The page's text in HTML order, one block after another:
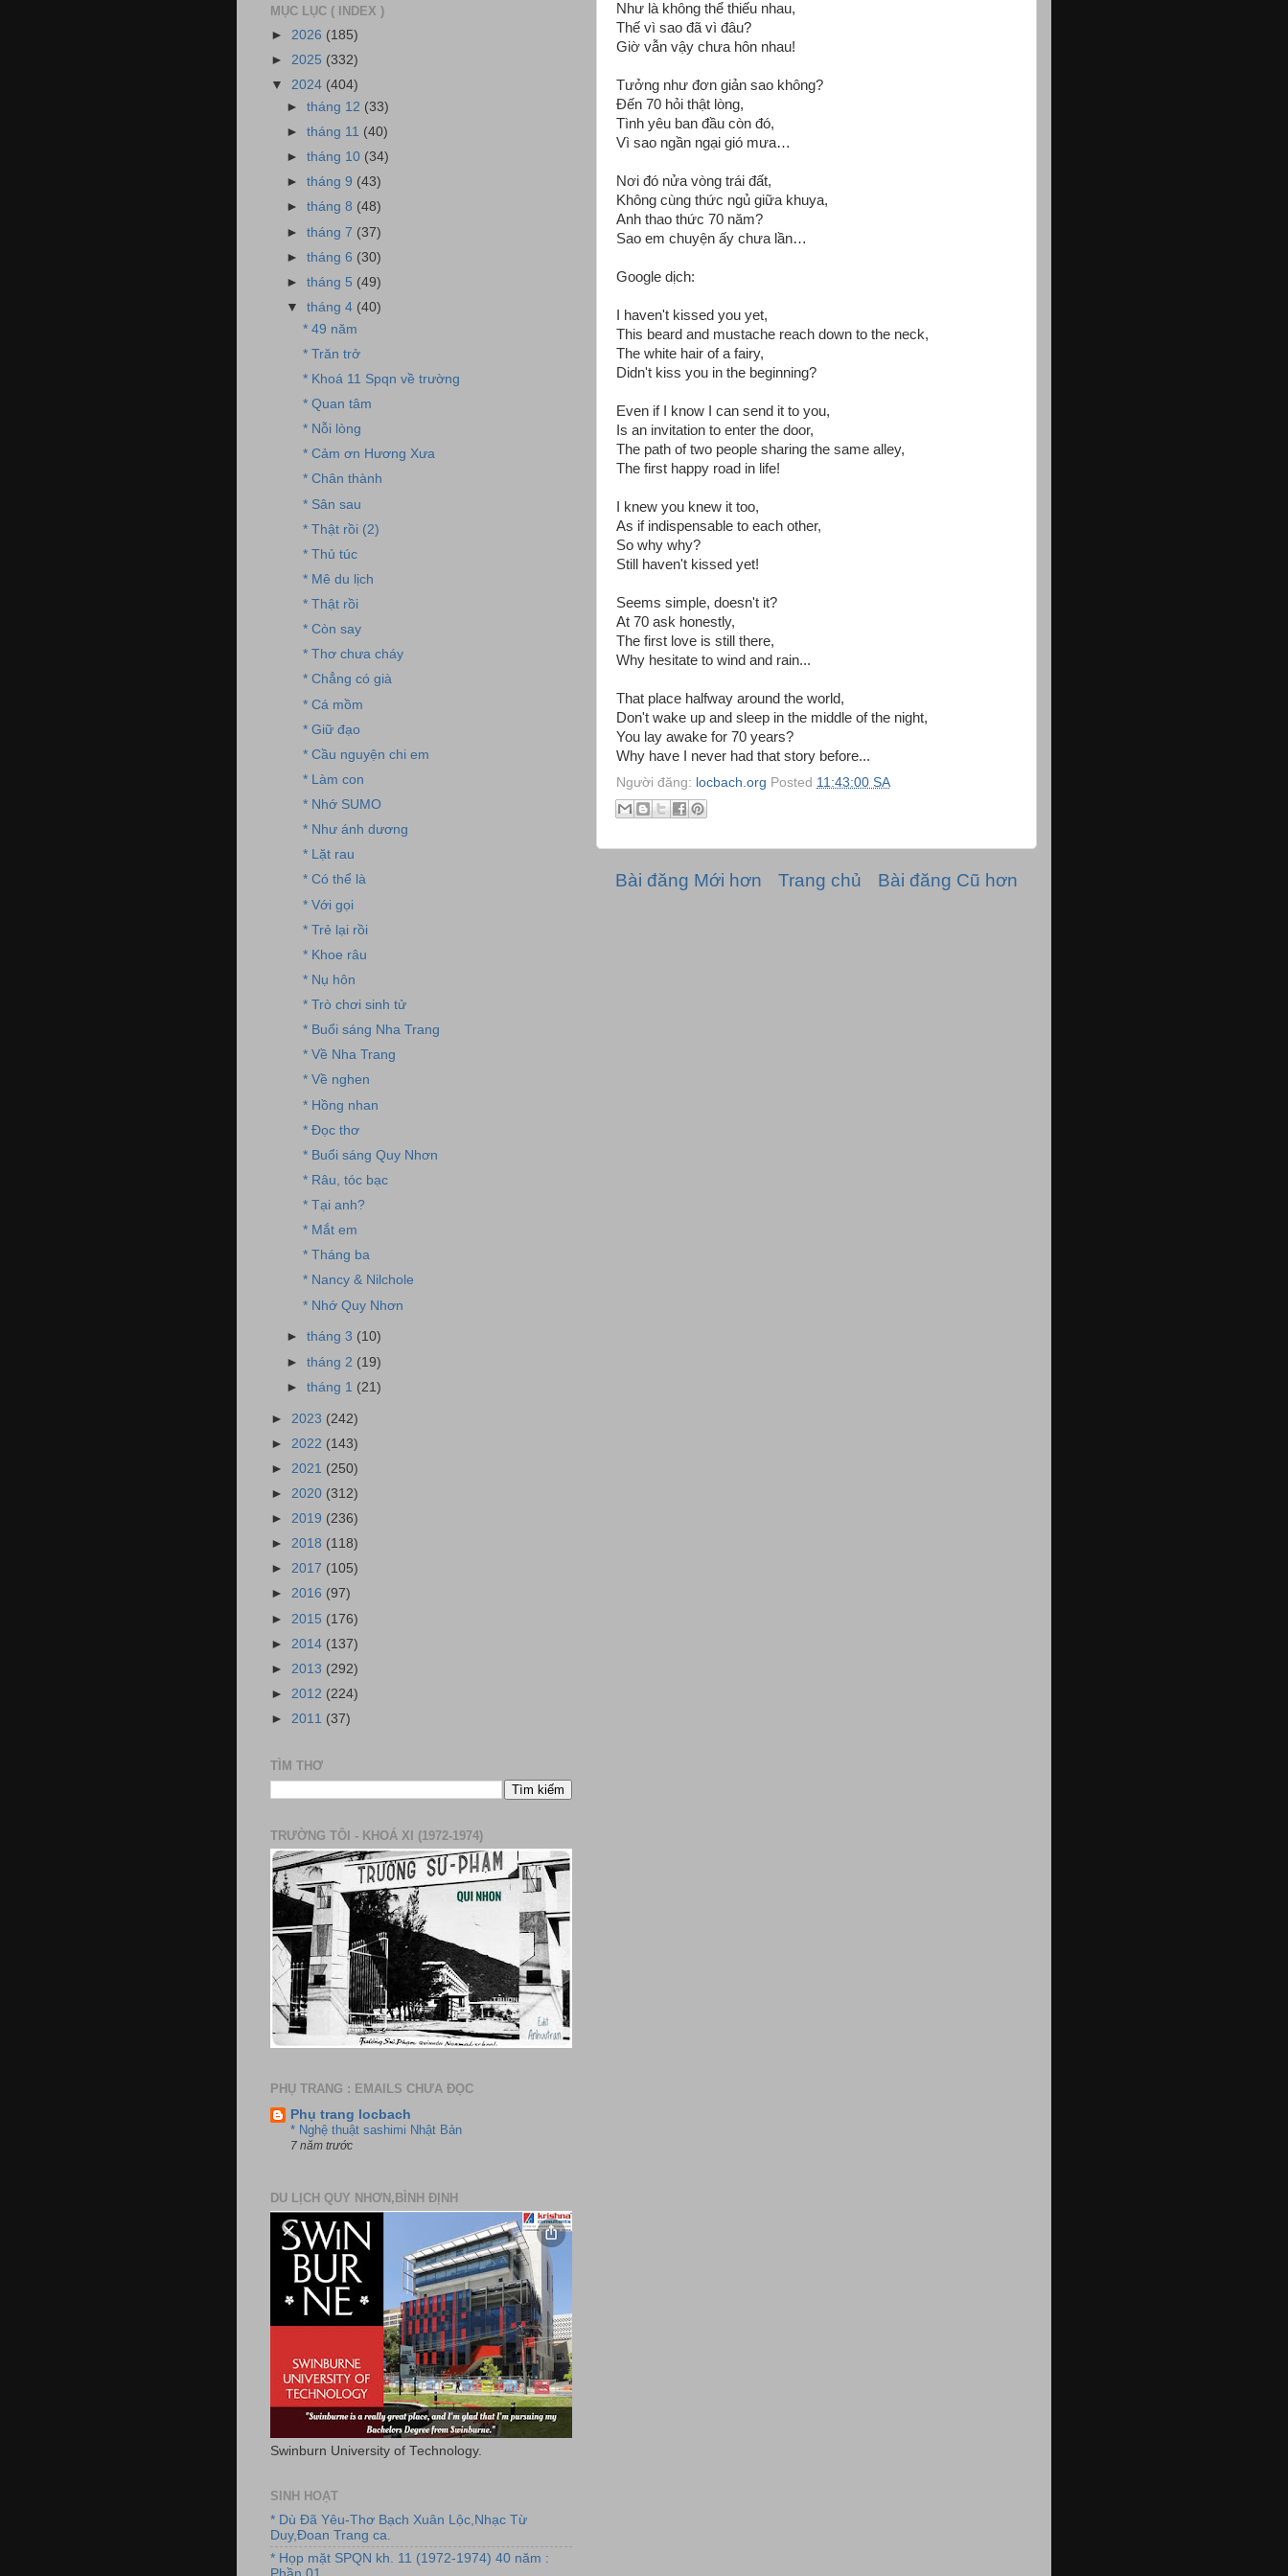
Như là không thể thiếu nhau,
Thế vì sao đã vì đâu?
Giờ vẫn vậy chưa hôn nhau!
Tưởng như đơn giản sao không?
Đến 70 hỏi thật lòng,
Tình yêu ban đầu còn đó,
Vì sao ngần ngại gió mưa…
Nơi đó nửa vòng trái đất,
Không cùng thức ngủ giữa khuya,
Anh thao thức 70 năm?
Sao em chuyện ấy chưa lần…
Google dịch:
I haven't kissed you yet,
This beard and mustache reach down to the neck,
The white hair of a fairy,
Didn't kiss you in the beginning?
Even if I know I can send it to you,
Is an invitation to enter the door,
The path of two people sharing the same alley,
The first happy road in life!
I knew you knew it too,
As if indispensable to each other,
So why why?
Still haven't kissed yet!
Seems simple, doesn't it?
At 70 ask honestly,
The first love is still there,
Why hesitate to wind and rain...
That place halfway around the world,
Don't wake up and sleep in the middle of the night,
You lay awake for 70 years?
Why have I never had that story before...
Người đăng: locbach.org Posted 11:43:00 SA
Bài đăng Mới hơn Bài đăng Cũ hơn
Trang chủ
MỤC LỤC ( INDEX )
► 2026 (185)
► 2025 (332)
▼ 2024 (404)
►tháng 12 (33)
►tháng 11 (40)
►tháng 10 (34)
►tháng 9 (43)
►tháng 8 (48)
►tháng 7 (37)
►tháng 6 (30)
►tháng 5 (49)
▼tháng 4 (40)
* 49 năm
* Trăn trở
* Khoá 11 Spqn về trường
* Quan tâm
* Nỗi lòng
* Cảm ơn Hương Xưa
* Chân thành
* Sân sau
* Thật rồi (2)
* Thủ túc
* Mê du lịch
* Thật rồi
* Còn say
* Thơ chưa cháy
* Chẳng có già
* Cá mồm
* Giữ đạo
* Cầu nguyện chi em
* Làm con
* Nhớ SUMO
* Như ánh dương
* Lặt rau
* Có thể là
* Với gọi
* Trẻ lại rồi
* Khoe râu
* Nụ hôn
* Trò chơi sinh tử
* Buổi sáng Nha Trang
* Về Nha Trang
* Về nghen
* Hồng nhan
* Đọc thơ
* Buổi sáng Quy Nhơn
* Râu, tóc bạc
* Tại anh?
* Mắt em
* Tháng ba
* Nancy & Nilchole
* Nhớ Quy Nhơn
►tháng 3 (10)
►tháng 2 (19)
►tháng 1 (21)
► 2023 (242)
► 2022 (143)
► 2021 (250)
► 2020 (312)
► 2019 (236)
► 2018 (118)
► 2017 (105)
► 2016 (97)
► 2015 (176)
► 2014 (137)
► 2013 (292)
► 2012 (224)
► 2011 (37)
TÌM THƠ
TRƯỜNG TÔI - KHOÁ XI (1972-1974)
PHỤ TRANG : EMAILS CHƯA ĐỌC
Phụ trang locbach
* Nghệ thuật sashimi Nhật Bản
7 năm trước
DU LỊCH QUY NHƠN,BÌNH ĐỊNH
Swinburn University of Technology.
SINH HOẠT
* Dù Đã Yêu-Thơ Bạch Xuân Lộc,Nhạc Từ
Duy,Đoan Trang ca.
* Họp mặt SPQN kh. 11 (1972-1974) 40 năm :